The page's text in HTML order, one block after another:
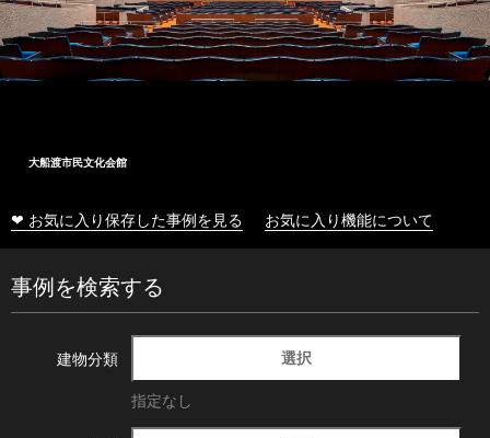
大船渡市民文化会館
❤ お気に入り保存した事例を見る お気に入り機能について
事例を検索する
建物分類 選択
指定なし